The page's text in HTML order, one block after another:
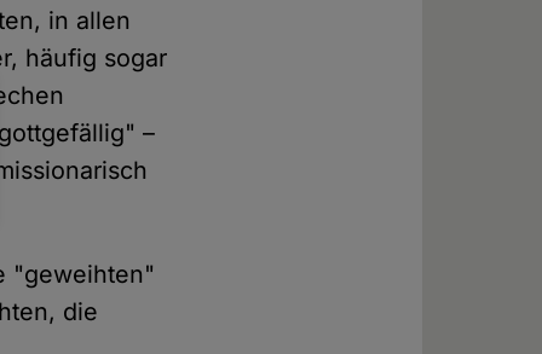
in allen
häufig sogar
–
"geweihten"
die